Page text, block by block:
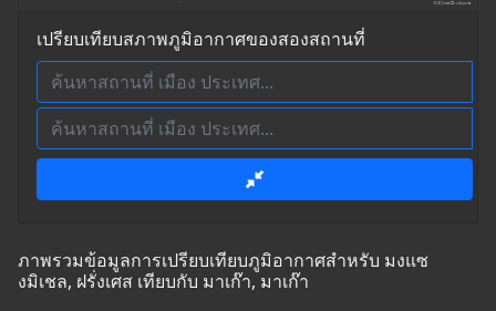
เปรียบเทียบสภาพภูมิอากาศของสองสถานที่
ภาพรวมข้อมูลการเปรียบเทียบภูมิอากาศสำหรับ มงแซ
งมิเชล, ฝรั่งเศส เทียบกับ มาเก๊า, มาเก๊า